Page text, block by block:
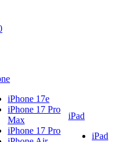
iPhone 17e
iPhone 17 Pro
Max
iPhone 17 Pro
iPad
iPad